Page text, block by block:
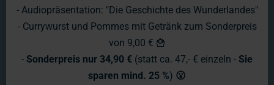
Mehrere hundert kleine Fahrzeuge
fahren über die Modellanlage im
Miniatur Wunderland. Welche Technik
- Audiopräsentation: "Die Geschichte des Wunderlandes"
- Currywurst und Pommes mit Getränk zum Sonderpreis
von 9,00 € 🍟
- Sonderpreis nur 34,90 € (statt ca. 47,- € einzeln - Sie
sparen mind. 25 %) 😮